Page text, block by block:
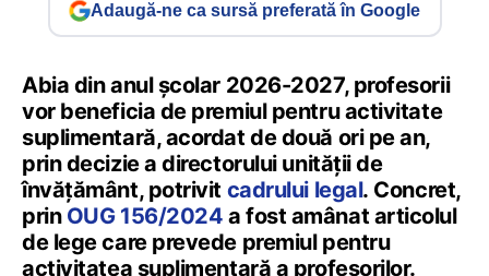
Adaugă-ne ca sursă preferată în Google
Abia din anul școlar 2026-2027, profesorii
vor beneficia de premiul pentru activitate
suplimentară, acordat de două ori pe an,
prin decizie a directorului unității de
învățământ, potrivit cadrului legal. Concret,
prin OUG 156/2024 a fost amânat articolul
de lege care prevede premiul pentru
activitatea suplimentară a profesorilor.